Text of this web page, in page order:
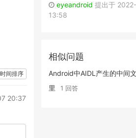
时间排序
20:37
eyeandroid 提出于
13:58
相似问题
Android中AIDL产生的中间
里
1 回答